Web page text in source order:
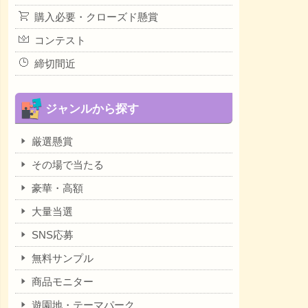
購入必要・クローズド懸賞
コンテスト
締切間近
ジャンルから探す
厳選懸賞
その場で当たる
豪華・高額
大量当選
SNS応募
無料サンプル
商品モニター
遊園地・テーマパーク